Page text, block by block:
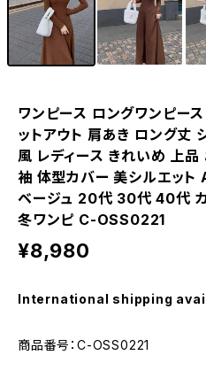
ワンピース ロングワンピー
ットアウト 肩あき ロング丈
風 レディース きれいめ 上
袖 体型カバー 美シルエット
ベージュ 20代 30代 40代
冬ワンピ C-OSS0221
¥8,980
International shipping
商品番号：C-OSS0221